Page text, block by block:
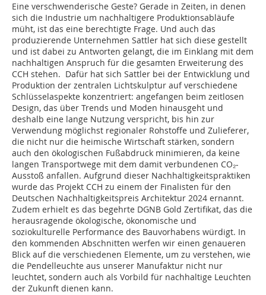
Eine verschwenderische Geste? Gerade in Zeiten, in denen
sich die Industrie um nachhaltigere Produktionsabläufe
müht, ist das eine berechtigte Frage. Und auch das
produzierende Unternehmen Sattler hat sich diese gestellt
und ist dabei zu Antworten gelangt, die im Einklang mit dem
nachhaltigen Anspruch für die gesamten Erweiterung des
CCH stehen. Dafür hat sich Sattler bei der Entwicklung und
Produktion der zentralen Lichtskulptur auf verschiedene
Schlüsselaspekte konzentriert: angefangen beim zeitlosen
Design, das über Trends und Moden hinausgeht und
deshalb eine lange Nutzung verspricht, bis hin zur
Verwendung möglichst regionaler Rohstoffe und Zulieferer,
die nicht nur die heimische Wirtschaft stärken, sondern
auch den ökologischen Fußabdruck minimieren, da keine
langen Transportwege mit dem damit verbundenen CO₂-
Ausstoß anfallen. Aufgrund dieser Nachhaltigkeitspraktiken
wurde das Projekt CCH zu einem der Finalisten für den
Deutschen Nachhaltigkeitspreis Architektur 2024 ernannt.
Zudem erhielt es das begehrte DGNB Gold Zertifikat, das die
herausragende ökologische, ökonomische und
soziokulturelle Performance des ­Bauvorhabens würdigt. In
den kommenden Ab­schnitten werfen wir einen genaueren
Blick auf die verschiedenen Elemente, um zu verstehen, wie
die Pendelleuchte aus unserer Manufaktur nicht nur
leuchtet, sondern auch als Vorbild für nachhaltige Leuchten
der Zukunft dienen kann.